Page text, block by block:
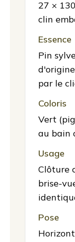
27 ×
clin
Essence
Pin
par le
Coloris
Vert
au bain
Usage
Clôture
brise-
Pose